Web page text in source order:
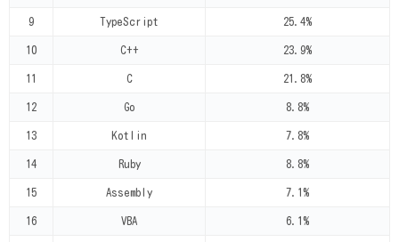
9 TypeScript 25.4%
10 C++ 23.9%
11 C 21.8%
12 Go 8.8%
13 Kotlin 7.8%
14 Ruby 8.8%
15 Assembly 7.1%
16 VBA 6.1%